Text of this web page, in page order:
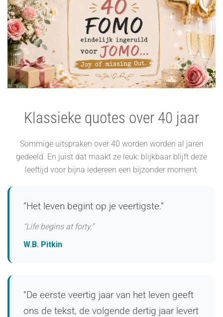
Klassieke quotes over 40 jaar
Sommige uitspraken over 40 worden worden al jaren
gedeeld. En juist dat maakt ze leuk: blijkbaar blijft deze
leeftijd voor bijna iedereen een bijzonder moment.
“Het leven begint op je veertigste.”
“Life begins at forty.”
W.B. Pitkin
“De eerste veertig jaar van het leven geeft
ons de tekst, de volgende dertig jaar levert